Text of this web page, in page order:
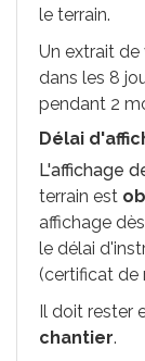
le terrain.
Un extrait
dans les 8
pendant 2
Délai
L'affichage
terrain est
affichage
le délai
(certificat de
Il doit rester
chantier.